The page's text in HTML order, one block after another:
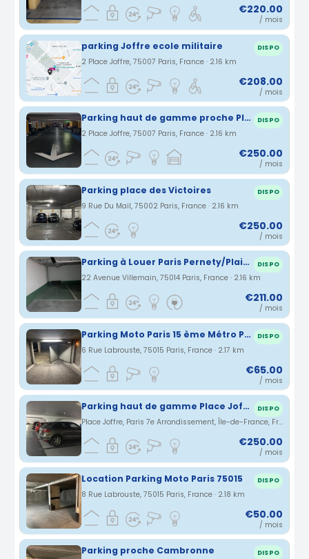
€220.00
/ mois
parking Joffre ecole militaire DISPO
2 Place Joffre, 75007 Paris, France · 2.16 km
€208.00
/ mois
Parking haut de gamme proche Place Joffre DISPO
2 Place Joffre, 75007 Paris, France · 2.16 km
€250.00
/ mois
Parking place des Victoires DISPO
9 Rue Du Mail, 75002 Paris, France · 2.16 km
€250.00
/ mois
Parking à Louer Paris Pernety/Plaisance DISPO
22 Avenue Villemain, 75014 Paris, France · 2.16 km
€211.00
/ mois
Parking Moto Paris 15 ème Métro Pasteur DISPO
6 Rue Labrouste, 75015 Paris, France · 2.17 km
€65.00
/ mois
Parking haut de gamme Place Joffre DISPO
Place Joffre, Paris 7e Arrondissement, Île-de-France, France · 2.17 km
€250.00
/ mois
Location Parking Moto Paris 75015 DISPO
8 Rue Labrouste, 75015 Paris, France · 2.18 km
€50.00
/ mois
Parking proche Cambronne DISPO